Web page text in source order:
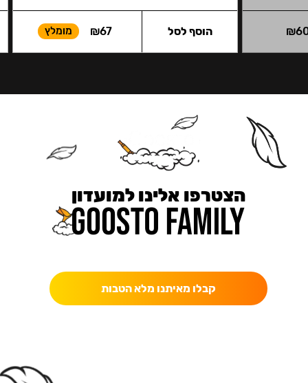
₪
₪67 מומלץ הוסף לסל
הצטרפו אלינו למועדון
קבלו מאיתנו מלא הטבות